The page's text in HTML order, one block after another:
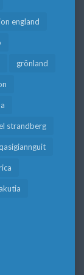
england
grönland
strandberg